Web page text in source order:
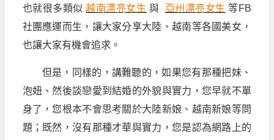
也就很多類似越南漂亮女生 與 亞州漂亮女生 等FB
社團應運而生，讓大家分享大陸、越南等各國美女，
也讓大家有機會追求。
但是，同樣的，講難聽的，如果您有那種把妹、
泡妞、然後談戀愛到結婚的外貌與實力，您早就不單
身了，您根本不會思考關於大陸新娘、越南新娘等問
題；既然，沒有那種才華與實力，您是認為網路上的